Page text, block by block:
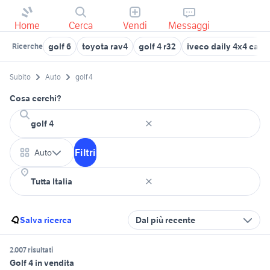
Home Cerca Vendi Messaggi
Ricerche golf 6 toyota rav4 golf 4 r32 iveco daily 4x4
Subito Auto golf 4
Cosa cerchi?
Auto Filtri
Salva ricerca Dal più recente
2.007 risultati
Golf 4 in vendita